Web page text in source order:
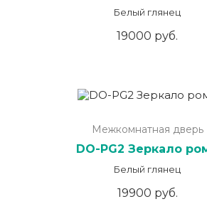
Белый глянец
19000 руб.
Межкомнатная дверь
DO-PG2 Зеркало
Белый глянец
19900 руб.